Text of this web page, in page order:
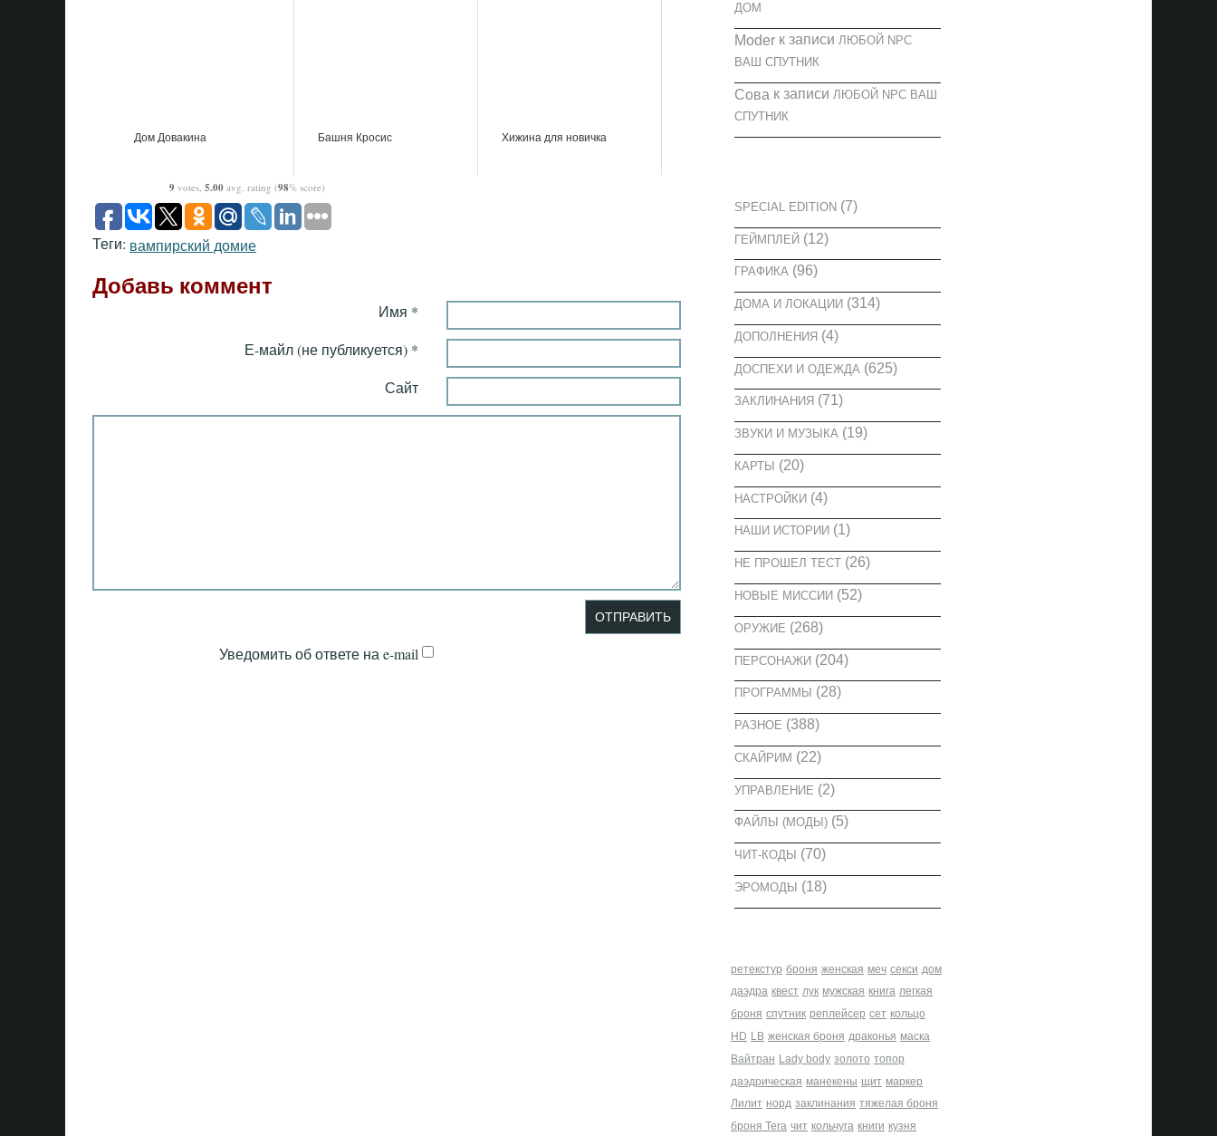
Дом Довакина Башня Кросис Хижина для новичка
9 votes, 5.00 avg. rating (98% score)
Теги: вампирский домие
Добавь коммент
Имя *
Е-майл (не публикуется) *
Сайт
Уведомить об ответе на e-mail
ДОМ
Moderк записи ЛЮБОЙ NPC
ВАШ СПУТНИК
Сова к записи ЛЮБОЙ NPC ВАШ
СПУТНИК
SPECIAL EDITION(7)
ГЕЙМПЛЕЙ(12)
ГРАФИКА (96)
ДОМА И ЛОКАЦИИ(314)
ДОПОЛНЕНИЯ(4)
ДОСПЕХИ И ОДЕЖДА (625)
ЗАКЛИНАНИЯ(71)
ЗВУКИ И МУЗЫКА (19)
КАРТЫ (20)
НАСТРОЙКИ(4)
НАШИ ИСТОРИИ(1)
НЕ ПРОШЕЛ ТЕСТ(26)
НОВЫЕ МИССИИ(52)
ОРУЖИЕ (268)
ПЕРСОНАЖИ(204)
ПРОГРАММЫ (28)
РАЗНОЕ (388)
СКАЙРИМ (22)
УПРАВЛЕНИЕ (2)
ФАЙЛЫ (МОДЫ)(5)
ЧИТ-КОДЫ (70)
ЭРОМОДЫ (18)
ретекстур броня женская меч секси дом
даэдра квест лук мужская книга легкая
броня спутник реплейсер сет кольцо
HD LB женская броня драконья маска
Вайтран Lady body золото топор
даэдрическая манекены щит маркер
Лилит норд заклинания тяжелая броня
броня Tera чит кольчуга книги кузня